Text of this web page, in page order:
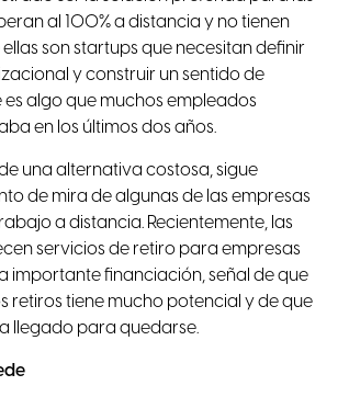
al 100% a distancia y no tienen
son startups que necesitan definir
y construir un sentido de
algo que muchos empleados
en los últimos dos años.
una alternativa costosa, sigue
de mira de algunas de las empresas
a distancia. Recientemente, las
servicios de retiro para empresas
importante financiación, señal de que
retiros tiene mucho potencial y de que
llegado para quedarse.